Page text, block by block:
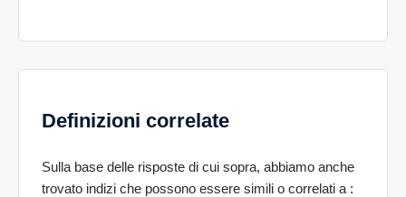
Definizioni correlate
Sulla base delle risposte di cui sopra, abbiamo anche
trovato indizi che possono essere simili o correlati a :